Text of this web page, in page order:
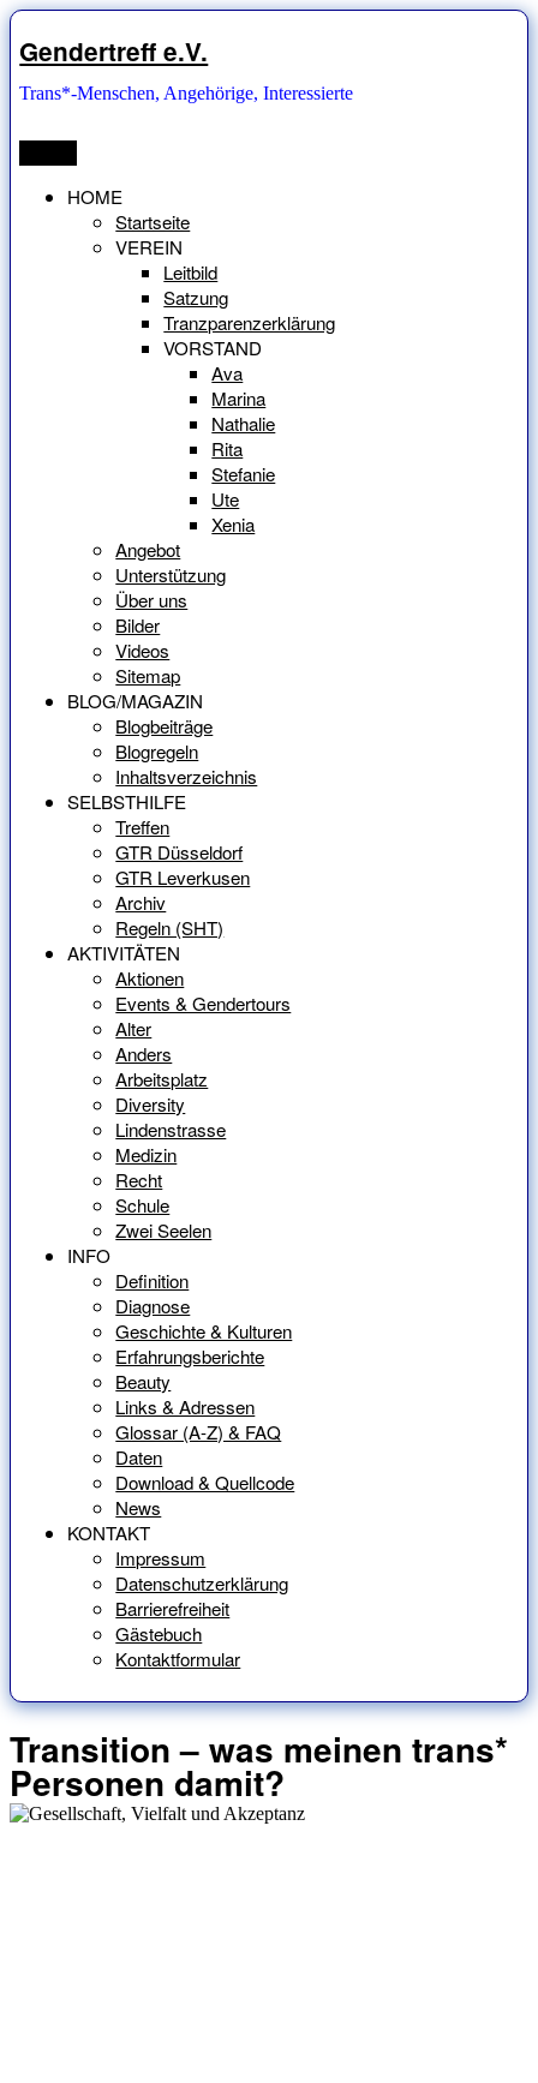
Zum
Inhalt
springen
Gendertreff e.V.
Trans*-Menschen, Angehörige, Interessierte
HOME
Startseite
VEREIN
Leitbild
Satzung
Tranzparenzerklärung
VORSTAND
Ava
Marina
Nathalie
Rita
Stefanie
Ute
Xenia
Angebot
Unterstützung
Über uns
Bilder
Videos
Sitemap
BLOG/MAGAZIN
Blogbeiträge
Blogregeln
Inhaltsverzeichnis
SELBSTHILFE
Treffen
GTR Düsseldorf
GTR Leverkusen
Archiv
Regeln (SHT)
AKTIVITÄTEN
Aktionen
Events & Gendertours
Alter
Anders
Arbeitsplatz
Diversity
Lindenstrasse
Medizin
Recht
Schule
Zwei Seelen
INFO
Definition
Diagnose
Geschichte & Kulturen
Erfahrungsberichte
Beauty
Links & Adressen
Glossar (A-Z) & FAQ
Daten
Download & Quellcode
News
KONTAKT
Impressum
Datenschutzerklärung
Barrierefreiheit
Gästebuch
Kontaktformular
Transition – was meinen trans*
Personen damit?